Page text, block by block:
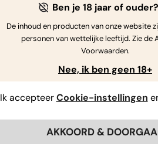
World
Een
Berlijn
voor je
Ben je 18 jaar of ouder?
De inhoud en producten van onze website
personen van wettelijke leeftijd. Zie de
Voorwaarden.
Nee, ik ben geen 18+
Ik accepteerCookie-instellingen
AKKOORD &